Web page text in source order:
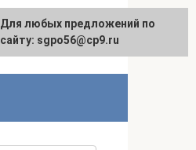
English
Для любых предложений по
сайту: sgpo56@cp9.ru